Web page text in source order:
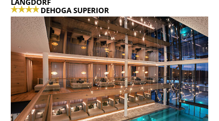
LANGDORF
DEHOGA SUPERIOR